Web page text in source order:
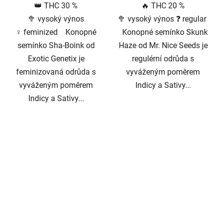
👑 THC 30 %
🥦 vysoký výnos
♀️ feminized Konopné
semínko Sha-Boink od
Exotic Genetix je
feminizovaná odrůda s
vyváženým poměrem
Indicy a Sativy...
🔥 THC 20 %
🥦 vysoký výnos ❓ regular
Konopné semínko Skunk
Haze od Mr. Nice Seeds je
regulérní odrůda s
vyváženým poměrem
Indicy a Sativy...